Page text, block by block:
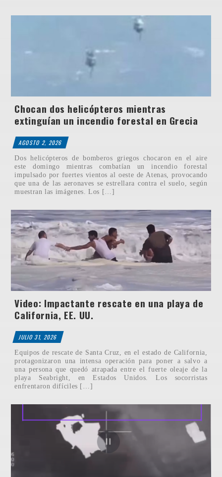
Chocan dos helicópteros mientras
extinguían un incendio forestal en Grecia
AGOSTO 2, 2026
Dos helicópteros de bomberos griegos chocaron en el aire
este domingo mientras combatían un incendio forestal
impulsado por fuertes vientos al oeste de Atenas, provocando
que una de las aeronaves se estrellara contra el suelo, según
muestran las imágenes. Los […]
Video: Impactante rescate en una playa de
California, EE. UU.
JULIO 31, 2026
Equipos de rescate de Santa Cruz, en el estado de California,
protagonizaron una intensa operación para poner a salvo a
una persona que quedó atrapada entre el fuerte oleaje de la
playa Seabright, en Estados Unidos. Los socorristas
enfrentaron difíciles […]